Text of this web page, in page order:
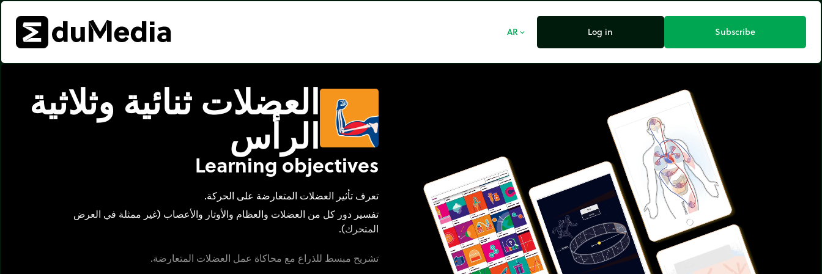
AR expand_more Log in Subscribe
العضلات ثنائية وثلاثية
الرأس
Learning objectives
تعرف تأثير العضلات المتعارضة على الحركة.
تفسير دور كل من العضلات والعظام والأوتار والأعصاب (غير ممثلة في العرض
المتحرك).
تشريح مبسط للذراع مع محاكاة عمل العضلات المتعارضة.